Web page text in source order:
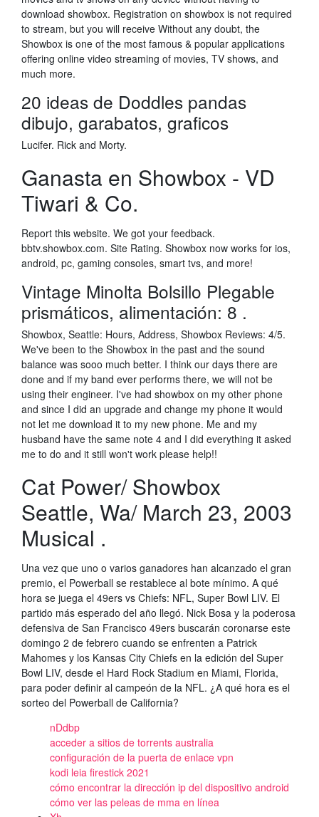
download showbox. Registration on showbox is not required
to stream, but you will receive Without any doubt, the
Showbox is one of the most famous & popular applications
offering online video streaming of movies, TV shows, and
much more.
20 ideas de Doddles pandas
dibujo, garabatos, graficos
Lucifer. Rick and Morty.
Ganasta en Showbox - VD
Tiwari & Co.
Report this website. We got your feedback.
bbtv.showbox.com. Site Rating. Showbox now works for ios,
android, pc, gaming consoles, smart tvs, and more!
Vintage Minolta Bolsillo Plegable
prismáticos, alimentación: 8 .
Showbox, Seattle: Hours, Address, Showbox Reviews: 4/5.
We've been to the Showbox in the past and the sound
balance was sooo much better. I think our days there are
done and if my band ever performs there, we will not be
using their engineer. I've had showbox on my other phone
and since I did an upgrade and change my phone it would
not let me download it to my new phone. Me and my
husband have the same note 4 and I did everything it asked
me to do and it still won't work please help!!
Cat Power/ Showbox
Seattle, Wa/ March 23, 2003
Musical .
Una vez que uno o varios ganadores han alcanzado el gran
premio, el Powerball se restablece al bote mínimo. A qué
hora se juega el 49ers vs Chiefs: NFL, Super Bowl LIV. El
partido más esperado del año llegó. Nick Bosa y la poderosa
defensiva de San Francisco 49ers buscarán coronarse este
domingo 2 de febrero cuando se enfrenten a Patrick
Mahomes y los Kansas City Chiefs en la edición del Super
Bowl LIV, desde el Hard Rock Stadium en Miami, Florida,
para poder definir al campeón de la NFL. ¿A qué hora es el
sorteo del Powerball de California?
nDdbp
acceder a sitios de torrents australia
configuración de la puerta de enlace vpn
kodi leia firestick 2021
cómo encontrar la dirección ip del dispositivo android
cómo ver las peleas de mma en línea